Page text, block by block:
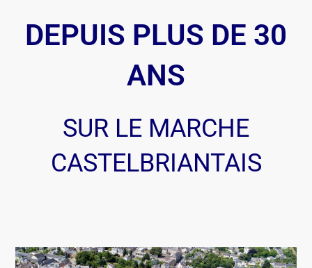
DEPUIS PLUS DE 30
ANS
SUR LE MARCHE
CASTELBRIANTAIS